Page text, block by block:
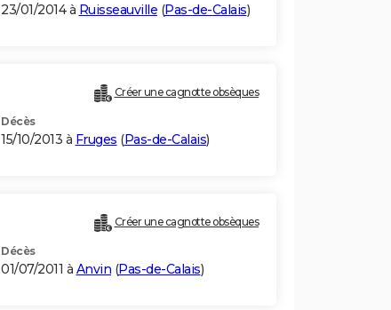
23/01/2014 à Ruisseauville (Pas-de-Calais)
Créer une cagnotte obsèques
Décès
15/10/2013 à Fruges (Pas-de-Calais)
Créer une cagnotte obsèques
Décès
01/07/2011 à Anvin (Pas-de-Calais)